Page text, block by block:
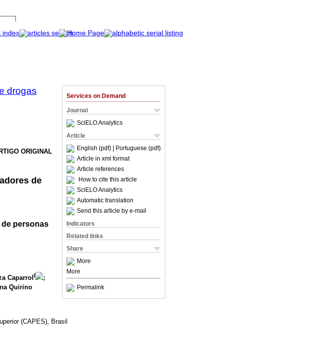
Services on Demand
Journal
SciELO Analytics
Article
English (pdf)
| Portuguese (pdf)
Article in xml format
Article references
How to cite this article
SciELO Analytics
Automatic translation
Send this article by e-mail
Indicators
Related links
Share
More
More
Permalink
drogas
ORIGINAL
de
personas
Caparrol I
;
Quirino
(CAPES), Brasil